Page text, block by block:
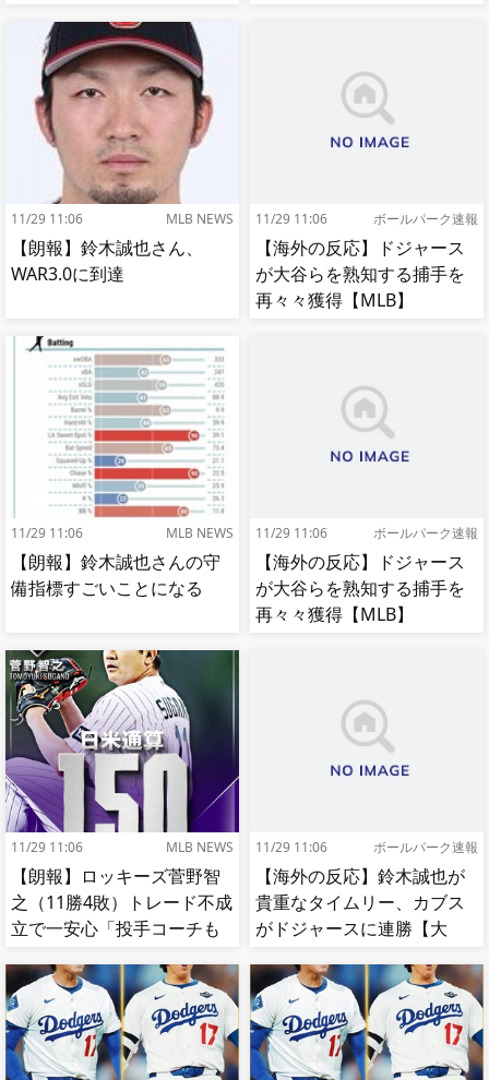
11/29 11:06 MLB NEWS
【朗報】鈴木誠也さん、
WAR3.0に到達
11/29 11:06 ボールパーク速報
【海外の反応】ドジャース
が大谷らを熟知する捕手を
再々々獲得【MLB】
11/29 11:06 MLB NEWS
【朗報】鈴木誠也さんの守
備指標すごいことになる
11/29 11:06 ボールパーク速報
【海外の反応】ドジャース
が大谷らを熟知する捕手を
再々々獲得【MLB】
11/29 11:06 MLB NEWS
【朗報】ロッキーズ菅野智
之（11勝4敗）トレード不成
立で一安心「投手コーチも
11/29 11:06 ボールパーク速報
【海外の反応】鈴木誠也が
貴重なタイムリー、カブス
がドジャースに連勝【大